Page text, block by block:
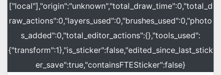
["local"],"origin":"unknown","total_draw_time":0,"total_d
raw_actions":0,"layers_used":0,"brushes_used":0,"photo
s_added":0,"total_editor_actions":{},"tools_used":
{"transform":1},"is_sticker":false,"edited_since_last_stick
er_save":true,"containsFTESticker":false}